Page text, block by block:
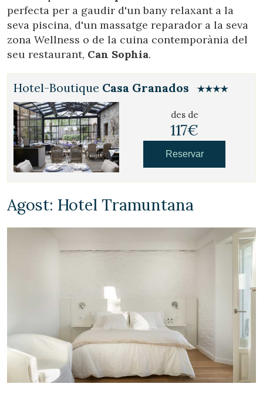
Verificar localitzador
perfecta per a gaudir d'un bany relaxant a la
seva piscina, d'un massatge reparador a la seva
zona Wellness o de la cuina contemporània del
seu restaurant, Can Sophia.
Hotel-Boutique Casa Granados
des de
117€
Reservar
Agost: Hotel Tramuntana